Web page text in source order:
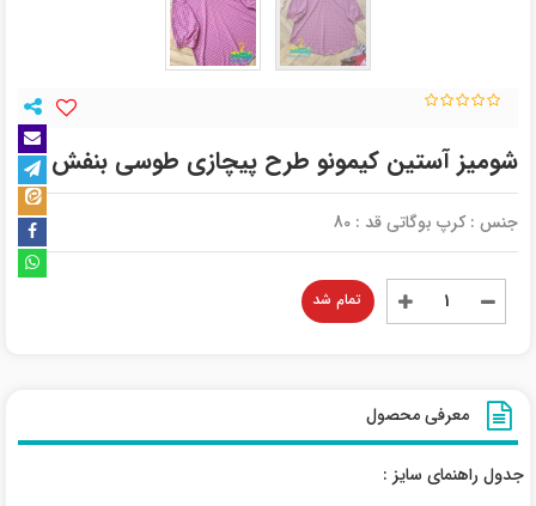
شومیز آستین کیمونو طرح پیچازی طوسی بنفش
جنس : کرپ بوگاتی قد : 80
تمام شد
معرفی محصول
جدول راهنمای سایز :